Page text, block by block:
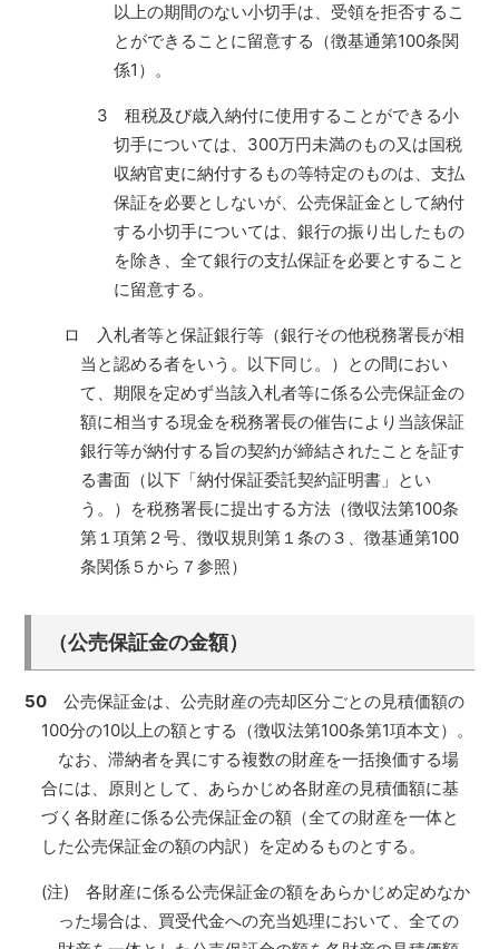
以上の期間のない小切手は、受領を拒否するこ
とができることに留意する（徴基通第100条関
係1）。
3 租税及び歳入納付に使用することができる小
切手については、300万円未満のもの又は国税
収納官吏に納付するもの等特定のものは、支払
保証を必要としないが、公売保証金として納付
する小切手については、銀行の振り出したもの
を除き、全て銀行の支払保証を必要とすること
に留意する。
ロ 入札者等と保証銀行等（銀行その他税務署長が相
当と認める者をいう。以下同じ。）との間におい
て、期限を定めず当該入札者等に係る公売保証金の
額に相当する現金を税務署長の催告により当該保証
銀行等が納付する旨の契約が締結されたことを証す
る書面（以下「納付保証委託契約証明書」とい
う。）を税務署長に提出する方法（徴収法第100条
第１項第２号、徴収規則第１条の３、徴基通第100
条関係５から７参照）
（公売保証金の金額）
50 公売保証金は、公売財産の売却区分ごとの見積価額の
100分の10以上の額とする（徴収法第100条第1項本文）。
なお、滞納者を異にする複数の財産を一括換価する場
合には、原則として、あらかじめ各財産の見積価額に基
づく各財産に係る公売保証金の額（全ての財産を一体と
した公売保証金の額の内訳）を定めるものとする。
(注) 各財産に係る公売保証金の額をあらかじめ定めなか
った場合は、買受代金への充当処理において、全ての